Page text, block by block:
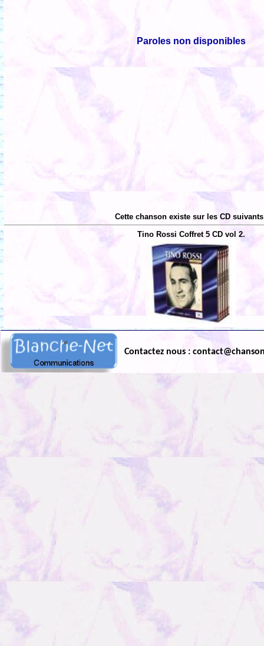
Paroles non disponibles
Cette chanson existe sur les CD
Tino Rossi Coffret 5 CD vol 2.
Contactez nous :